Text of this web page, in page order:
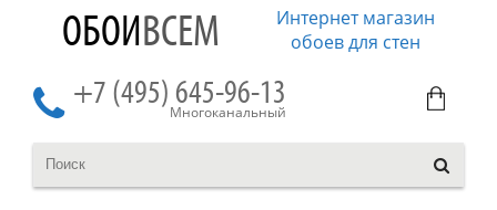
ОБОИВСЕМ
Интернет магазин
обоев для стен
+7 (495) 645-96-13
Многоканальный